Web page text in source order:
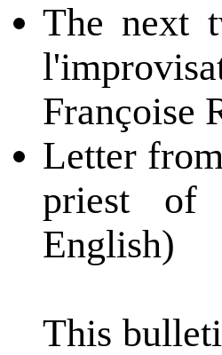
The next
Françoise
Letter
priest of
English)
This